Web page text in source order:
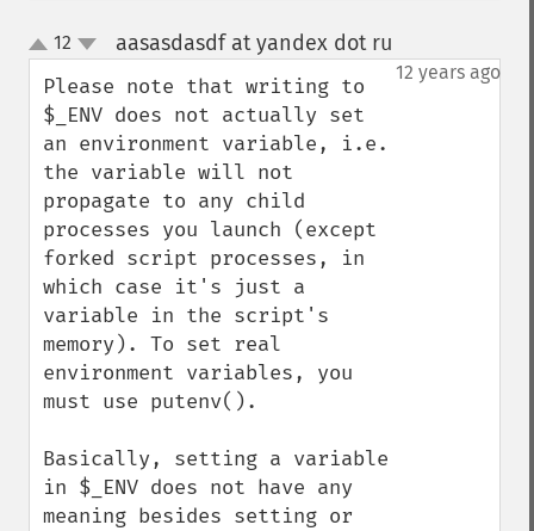
up
down
12 aasasdasdf at yandex dot ru
12 years ago
Please note that writing to
$_ENV does not actually set
an environment variable, i.e.
the variable will not
propagate to any child
processes you launch (except
forked script processes, in
which case it's just a
variable in the script's
memory). To set real
environment variables, you
must use putenv().
Basically, setting a variable
in $_ENV does not have any
meaning besides setting or